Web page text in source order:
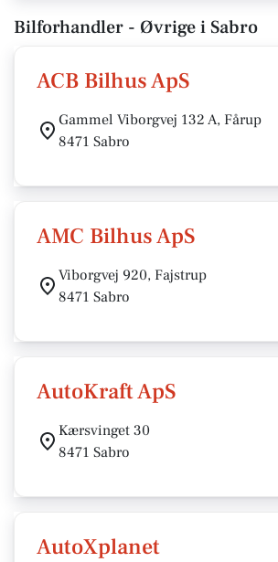
Bilforhandler - Øvrige i Sabro
ACB Bilhus ApS
Gammel Viborgvej 132 A, Fårup
8471 Sabro
AMC Bilhus ApS
Viborgvej 920, Fajstrup
8471 Sabro
AutoKraft ApS
Kærsvinget 30
8471 Sabro
AutoXplanet